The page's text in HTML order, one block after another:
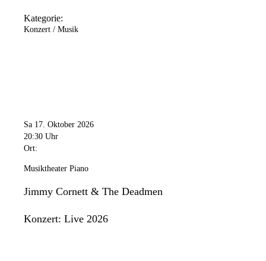
Kategorie:
Konzert / Musik
Sa 17. Oktober 2026
20:30 Uhr
Ort:
Musiktheater Piano
Jimmy Cornett & The Deadmen
Konzert: Live 2026